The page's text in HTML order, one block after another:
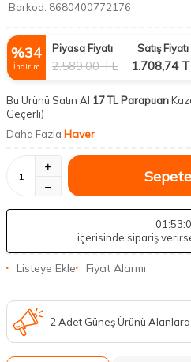
Barkod: 8680400772176
%34
İndirim
Piyasa Fiyatı
2.589,00TL
Satış Fiyatı
1.708,74
Bu Ürünü Satın Al 17 TL Parapuan
Geçerli)
Daha Fazla Haver
01 :53
içerisinde sipariş
Listeye Ekle Fiyat Alarmı
2 Adet Güneş Ürünü Alanlara